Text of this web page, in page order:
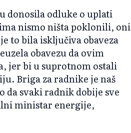
donosila odluke o uplati
nismo ništa poklonili, oni
to bila isključiva obaveza
obavezu da ovim
jer bi u suprotnom ostali
Briga za radnike je naš
da svaki radnik dobije sve
ministar energije,